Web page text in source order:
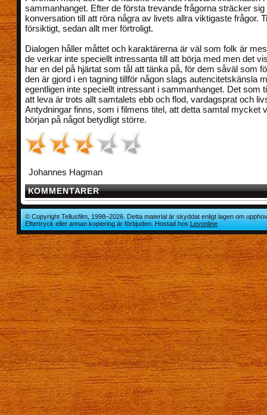
sammanhanget. Efter de första trevande frågorna sträcker sig
konversation till att röra några av livets allra viktigaste frågor.
försiktigt, sedan allt mer förtroligt.
Dialogen håller måttet och karaktärerna är väl som folk är
de verkar inte speciellt intressanta till att börja med men det
har en del på hjärtat som tål att tänka på, för dem såväl som
den är gjord i en tagning tillför någon slags autencitetskänsla
egentligen inte speciellt intressant i sammanhanget. Det som
att leva är trots allt samtalets ebb och flod, vardagsprat och
Antydningar finns, som i filmens titel, att detta samtal mycket
början på något betydligt större.
Johannes Hagman
KOMMENTARER
© Copyright Tellusfilm, 1998–2026. Detta material är skyddat enligt lagen om
Eftertryck eller annan kopiering är förbjuden. Hostad hosLevonline